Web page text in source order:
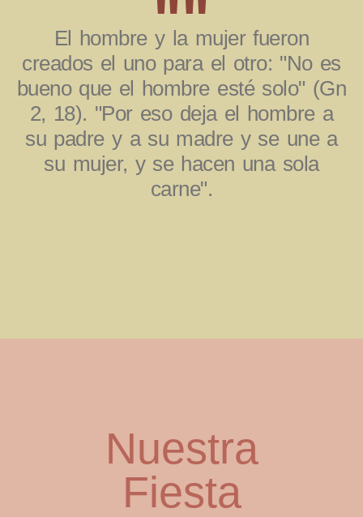
""
El hombre y la mujer fueron
creados el uno para el otro: "No es
bueno que el hombre esté solo" (Gn
2, 18). "Por eso deja el hombre a
su padre y a su madre y se une a
su mujer, y se hacen una sola
carne".
Nuestra
Fiesta